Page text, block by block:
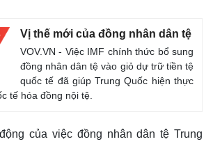
Vị thế mới của đồng nhân dân tệ
VOV.VN - Việc IMF chính thức bổ sung
đồng nhân dân tệ vào giỏ dự trữ tiền tệ
quốc tế đã giúp Trung Quốc hiện thực
tế hóa đồng nội tệ.
của việc đồng nhân dân tệ Trung